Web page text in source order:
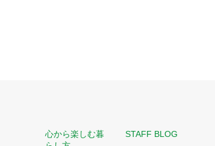
心から楽しむ暮
STAFF BLOG